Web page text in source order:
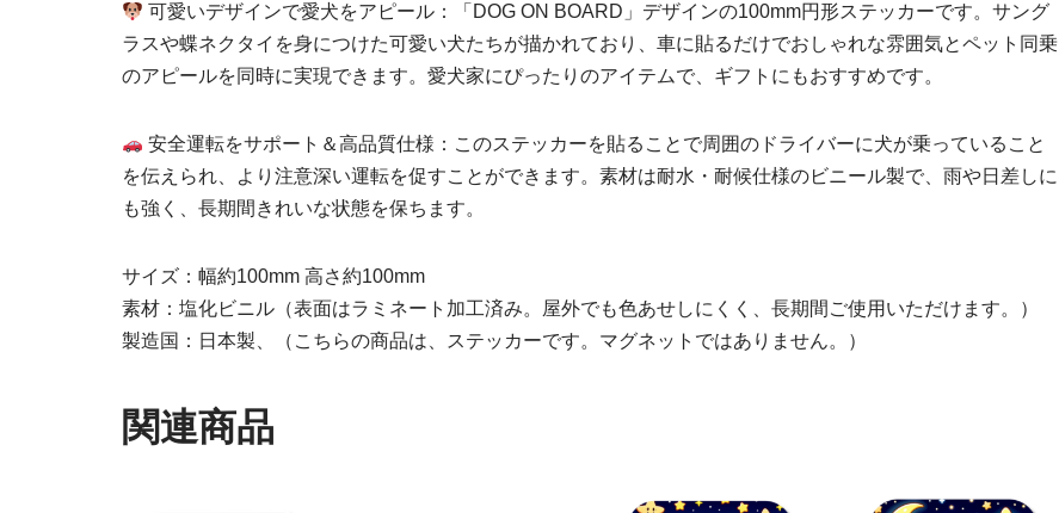
可愛いデザインで愛犬をアピール：「DOG ON BOARD」デザインの100mm円形ステッカーです。サング
ラスや蝶ネクタイを身につけた可愛い犬たちが描かれており、車に貼るだけでおしゃれな雰囲気とペット同乗
のアピールを同時に実現できます。愛犬家にぴったりのアイテムで、ギフトにもおすすめです。
安全運転をサポート＆高品質仕様：このステッカーを貼ることで周囲のドライバーに犬が乗っていること
を伝えられ、より注意深い運転を促すことができます。素材は耐水・耐候仕様のビニール製で、雨や日差しに
も強く、長期間きれいな状態を保ちます。
サイズ：幅約100mm 高さ約100mm
素材：塩化ビニル（表面はラミネート加工済み。屋外でも色あせしにくく、長期間ご使用いただけます。）
製造国：日本製、（こちらの商品は、ステッカーです。マグネットではありません。）
関連商品